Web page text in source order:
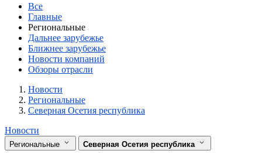
Все
Главные
Региональные
Дальнее зарубежье
Ближнее зарубежье
Новости компаний
Обзоры отрасли
Разделы
Новости
Региональные
Северная Осетия республика
Новости
Региональные Северная Осетия республика